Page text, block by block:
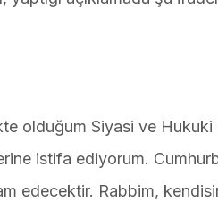
olduğum Siyasi ve
istifa ediyorum.
edecektir. Rabbim,